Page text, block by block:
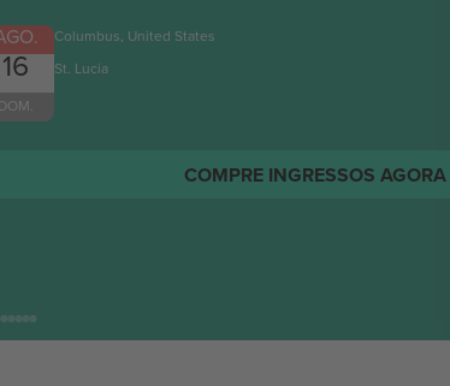
17
SEG.
Columbus, United States
The Toadies
COMPRE INGRESSOS AGORA